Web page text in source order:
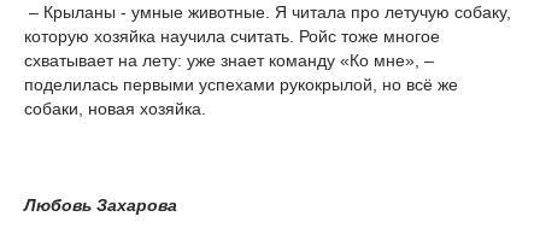
– Крыланы - умные животные. Я читала про летучую собаку,
которую хозяйка научила считать. Ройс тоже многое
схватывает на лету: уже знает команду «Ко мне», –
поделилась первыми успехами рукокрылой, но всё же
собаки, новая хозяйка.
Любовь Захарова